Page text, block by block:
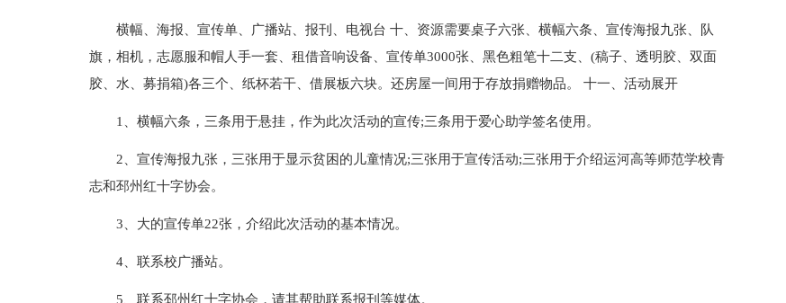
横幅、海报、宣传单、广播站、报刊、电视台 十、资源需要桌子六张、横幅六条、宣传海报九张、队
旗，相机，志愿服和帽人手一套、租借音响设备、宣传单3000张、黑色粗笔十二支、(稿子、透明胶、双面
胶、水、募捐箱)各三个、纸杯若干、借展板六块。还房屋一间用于存放捐赠物品。 十一、活动展开
1、横幅六条，三条用于悬挂，作为此次活动的宣传;三条用于爱心助学签名使用。
2、宣传海报九张，三张用于显示贫困的儿童情况;三张用于宣传活动;三张用于介绍运河高等师范学校青
志和邳州红十字协会。
3、大的宣传单22张，介绍此次活动的基本情况。
4、联系校广播站。
5、联系邳州红十字协会，请其帮助联系报刊等媒体。